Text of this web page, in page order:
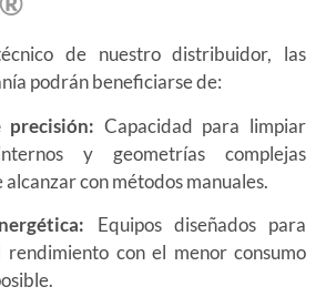
de nuestro distribuidor, las
podrán beneficiarse de:
precisión: Capacidad para limpiar
y geometrías complejas
alcanzar con métodos manuales.
Equipos diseñados para
rendimiento con el menor consumo